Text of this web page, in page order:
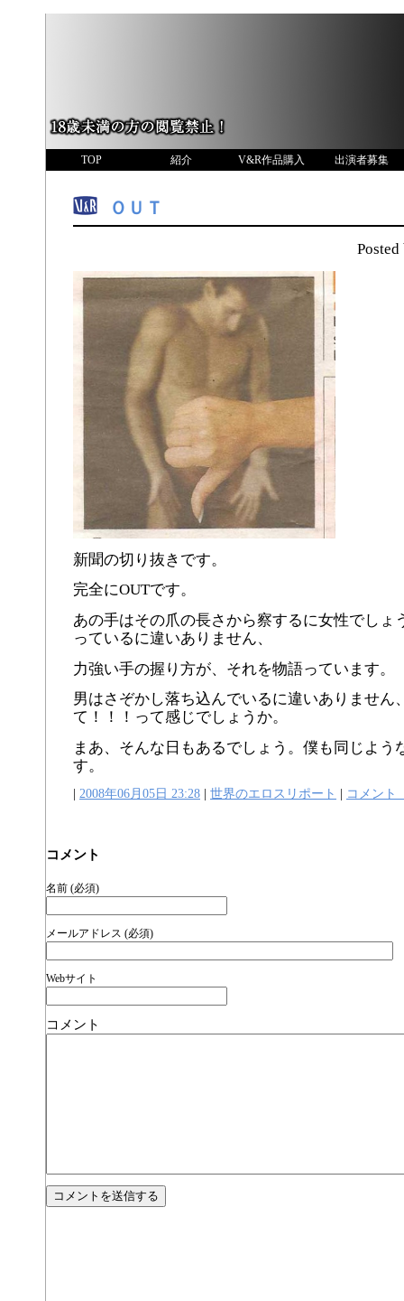
TOP 紹介 V&R作品購入 出演者募集
ＯＵＴ
新聞の切り抜きです。
完全にOUTです。
あの手はその爪の長さから察するに女性でしょ
っているに違いありません、
力強い手の握り方が、それを物語っています。
男はさぞかし落ち込んでいるに違いありません
て！！！って感じでしょうか。
まあ、そんな日もあるでしょう。僕も同じよう
す。
2008年06月05日 23:28 世界のエロスリポート コメント
コメント
名前 (必須)
メールアドレス (必須)
Webサイト
コメント